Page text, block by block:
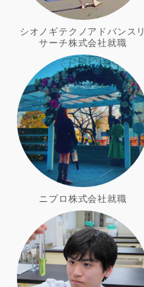
シオノギテクノアドバンスリ
サーチ株式会社就職
ニプロ株式会社就職